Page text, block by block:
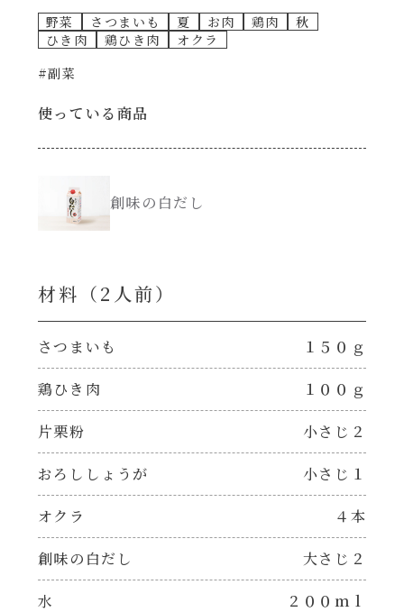
副菜
サラダ
スープ
肉ピクキノピク
鍋
グラタン/ドリア
シャンタン粉末（シャンタンチーズニングを
含む）
パウチのまんまシリーズ
創味のつゆ
創味のつゆあまくち
白だし
カレーだし
そうめんつゆ
すき焼のたれ
焼肉のたれ 初代
焼肉のたれ 二代目
やみつききゃべつの塩たれ
野菜 さつまいも 夏 お肉 鶏肉
秋
ひき肉
鶏ひき肉
オクラ
#副菜
使っている商品
創味の白だし
材料（2⼈前）
さつまいも １５０ｇ
鶏ひき肉 １００ｇ
片栗粉 小さじ２
おろししょうが 小さじ１
オクラ ４本
創味の白だし 大さじ２
水 ２００ｍｌ